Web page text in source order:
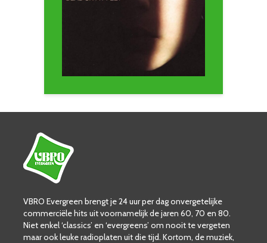
VBRO Evergreen brengt je 24 uur per dag onvergetelijke
commerciële hits uit voornamelijk de jaren 60, 70 en 80.
Niet enkel ‘classics’ en ‘evergreens’ om nooit te vergeten
maar ook leuke radioplaten uit die tijd. Kortom, de muziek,